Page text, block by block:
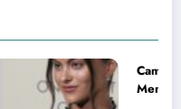
Camila
Mendes